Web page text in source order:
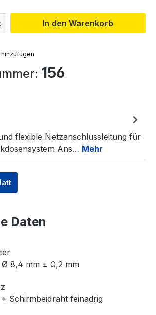
Gib den
In den Warenkorb
156
flexible Netzanschlussleitung für
Ans… Mehr
Daten
Ø 8,4 mm ± 0,2 mm
Schirmbeidraht feinadrig